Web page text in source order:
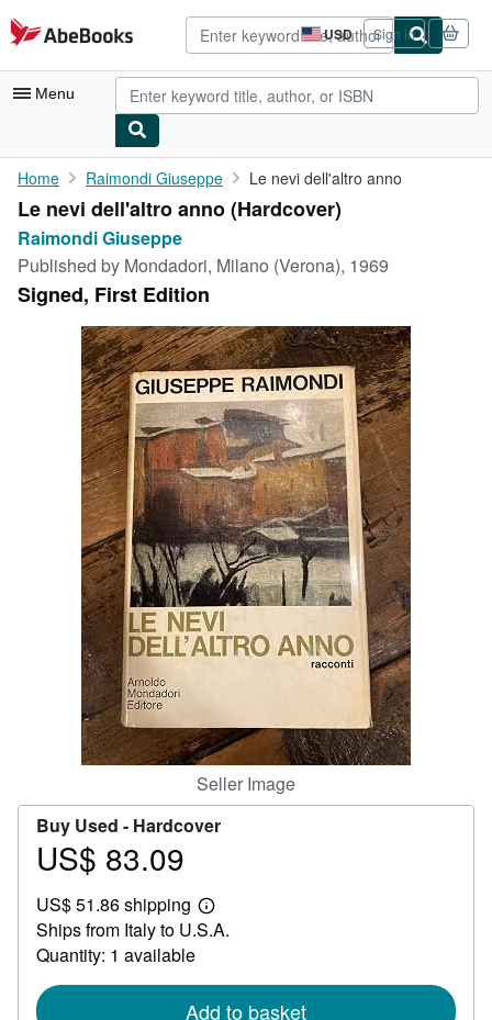
Skip to main content
AbeBooks.com USD
Site
shopping
preferences
Sign in
Menu
My Account
My Purchases
Browse Collections
Rare Books
Art & Collectibles
Textbooks
Start Selling
CLOSE
Home Raimondi Giuseppe Le nevi dell'altro anno
Le nevi dell'altro anno (Hardcover)
Raimondi Giuseppe
Published by Mondadori, Milano (Verona), 1969
Signed, First Edition
Seller Image
Buy Used - Hardcover
Price
83.09
US$ 83.09
US$ 51.86 shipping
Learn
more
Ships from Italy to U.S.A.
Quantity: 1 available
Add to basket